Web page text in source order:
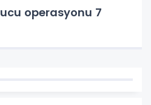
operasyonu 7